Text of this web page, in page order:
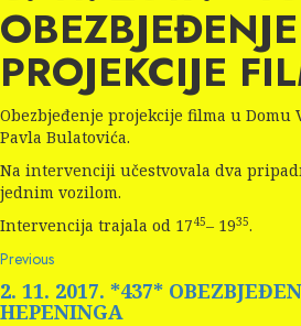
OBEZBJEĐENJE
PROJEKCIJE
Obezbjeđenje projekcije filma u Domu
Pavla Bulatovića.
Na intervenciji učestvovala dva
jednim vozilom.
Intervencija trajala od 1745– 1935.
Continue
Reading
PreviousPrevious
post:
2. 11. 2017. *437*
HEPENINGA